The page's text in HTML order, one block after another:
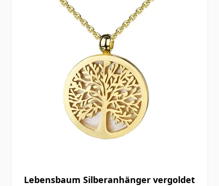
Lebensbaum Silberanhänger vergoldet